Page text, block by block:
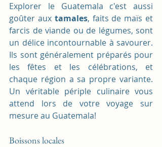
Explorer le Guatemala c'est aussi
goûter aux tamales, faits de maïs et
farcis de viande ou de légumes, sont
un délice incontournable à savourer.
Ils sont généralement préparés pour
les fêtes et les célébrations, et
chaque région a sa propre variante.
Un véritable périple culinaire vous
attend lors de votre voyage sur
mesure au Guatemala!
Boissons locales